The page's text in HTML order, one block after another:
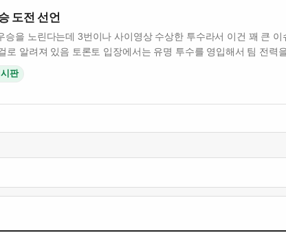
도전 선언
을 노린다는데 3번이나 사이영상 수상한 투수라서 이건 꽤 큰 이
로 알려져 있음 토론토 입장에서는 유명 투수를 영입해서 팀 전력
판